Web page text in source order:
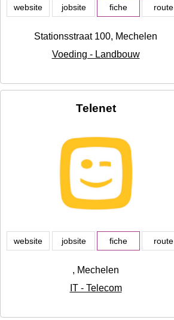
website jobsite fiche route
Stationsstraat 100, Mechelen
Voeding - Landbouw
Telenet
website jobsite fiche route
, Mechelen
IT - Telecom